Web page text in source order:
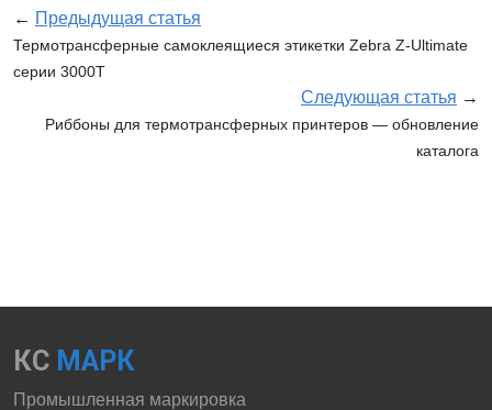
← Предыдущая статья
Термотрансферные самоклеящиеся этикетки Zebra Z-Ultimate
серии 3000T
Следующая статья →
Риббоны для термотрансферных принтеров — обновление
каталога
КС МАРК
Промышленная маркировка